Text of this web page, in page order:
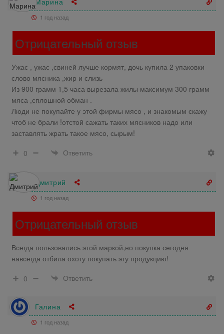
1 год назад
Отрицательный отзыв
Ужас , ужас ,свиней лучше кормят, дочь купила 2 упаковки
слово мясника ,жир и слизь
Из 900 грамм 1,5 часа вырезала жилы максимум 300 грамм
мяса ,сплошной обман .
Люди не покупайте у этой фирмы мясо , и знакомым скажу
чтоб не брали !отстой сажать таких мясников надо или
заставлять жрать такое мясо, сырым!
0
Ответить
Дмитрий
1 год назад
Отрицательный отзыв
Всегда пользовались этой маркой,но покупка сегодня
навсегда отбила охоту покупать эту продукцию!
0
Ответить
Галина
1 год назад